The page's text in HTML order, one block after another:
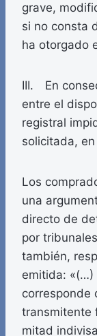
grave,
si no consta
ha otorgado
III. En
entre el
registral
solicitada,
Los
una
directo de
por
también,
emitida: «(…)
corresponde
transmitente
mitad